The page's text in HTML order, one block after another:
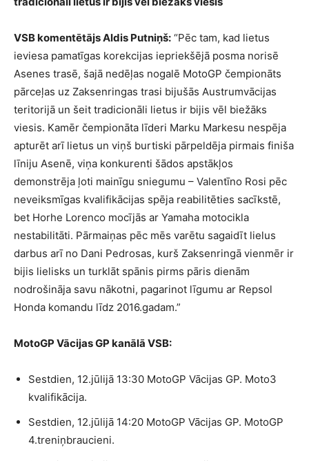
VSB komentētājs Aldis Putniņš: “Pēc tam, kad lietus
ieviesa pamatīgas korekcijas iepriekšējā posma norisē
Asenes trasē, šajā nedēļas nogalē MotoGP čempionāts
pārceļas uz Zaksenringas trasi bijušās Austrumvācijas
teritorijā un šeit tradicionāli lietus ir bijis vēl biežāks
viesis. Kamēr čempionāta līderi Marku Markesu nespēja
apturēt arī lietus un viņš burtiski pārpeldēja pirmais finiša
līniju Asenē, viņa konkurenti šādos apstākļos
demonstrēja ļoti mainīgu sniegumu – Valentīno Rosi pēc
neveiksmīgas kvalifikācijas spēja reabilitēties sacīkstē,
bet Horhe Lorenco mocījās ar Yamaha motocikla
nestabilitāti. Pārmaiņas pēc mēs varētu sagaidīt lielus
darbus arī no Dani Pedrosas, kurš Zaksenringā vienmēr ir
bijis lielisks un turklāt spānis pirms pāris dienām
nodrošināja savu nākotni, pagarinot līgumu ar Repsol
Honda komandu līdz 2016.gadam.”
MotoGP Vācijas GP kanālā VSB:
Sestdien, 12.jūlijā 13:30 MotoGP Vācijas GP. Moto3
kvalifikācija.
Sestdien, 12.jūlijā 14:20 MotoGP Vācijas GP. MotoGP
4.treniņbraucieni.